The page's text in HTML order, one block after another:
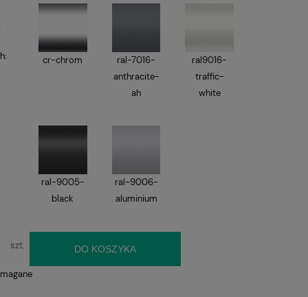
cr-chrom
ral-7016-
anthracite-
ah
ral9016-
traffic-
white
ral-9005-
black
ral-9006-
aluminium
szt. DO KOSZYKA